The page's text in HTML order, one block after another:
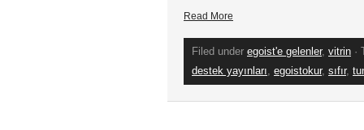
Read More
Filed under egoist'e gelenler, vitrin ·
destek yayınları, egoistokur, sıfır,